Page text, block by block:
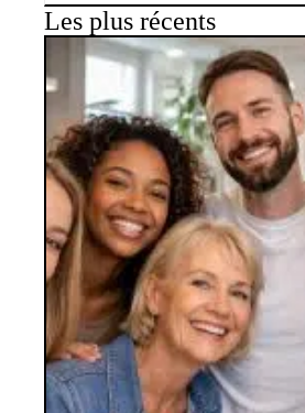
Les plus récents